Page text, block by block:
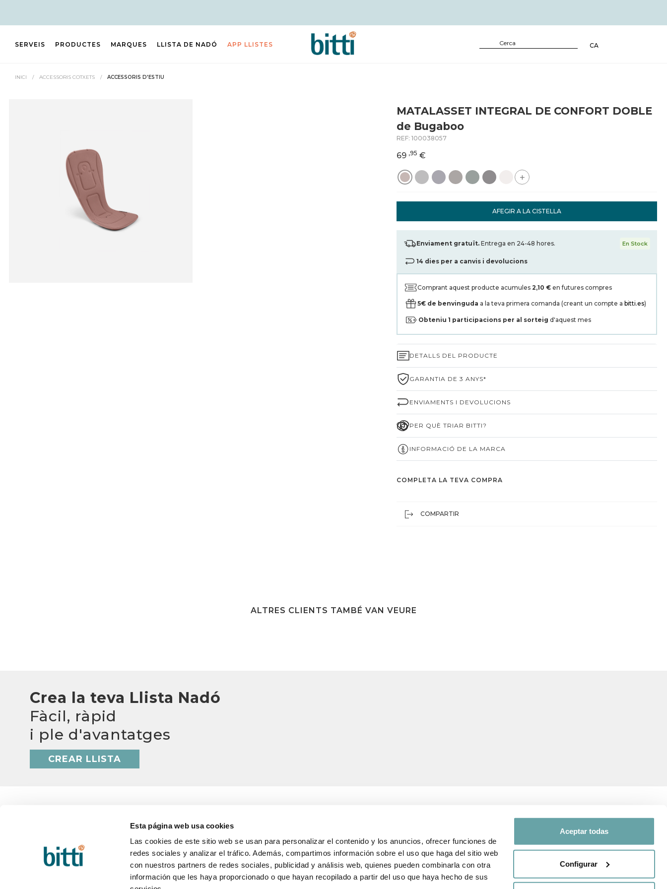
Esta página web usa cookies
Las cookies de este sitio web se usan para personalizar el contenido y los anuncios, ofrecer funciones de
redes sociales y analizar el tráfico. Además, compartimos información sobre el uso que haga del sitio web
con nuestros partners de redes sociales, publicidad y análisis web, quienes pueden combinarla con otra
información que les haya proporcionado o que hayan recopilado a partir del uso que haya hecho de sus
Aceptar todas
Configurar
SERVEIS PRODUCTES MARQUES LLISTA DE NADÓ APP LLISTES CA
INICI / ACCESSORIS COTXETS / ACCESSORIS D'ESTIU
MATALASSET INTEGRAL DE CONFORT DOBLE
de Bugaboo
REF: 100038057
69 ,95 €
+
AFEGIR A LA CISTELLA
Enviament gratuït. Entrega en 24-48 hores. En Stock
14 dies per a canvis i devolucions
Comprant aquest producte acumules 2,10 € en futures compres
5€ de benvinguda a la teva primera comanda (creant un compte a bitti.es)
Obteniu 1 participacions per al sorteig d'aquest mes
DETALLS DEL PRODUCTE
GARANTIA DE 3 ANYS*
ENVIAMENTS I DEVOLUCIONS
PER QUÈ TRIAR BITTI?
INFORMACIÓ DE LA MARCA
COMPLETA LA TEVA COMPRA
COMPARTIR
ALTRES CLIENTS TAMBÉ VAN VEURE
Crea la teva Llista Nadó
Fàcil, ràpid
i ple d'avantatges
CREAR LLISTA
Qui som?
Treballa amb nosaltres
AJUDA
Q&A
Terminis de lliurament
Postvenda
INFORMACIÓ LEGAL
Avís legal
Política de confidencialitat i de protecció
de dades
Política de cookies
SEGUEIX-NOS A
experiència amb nosaltres a